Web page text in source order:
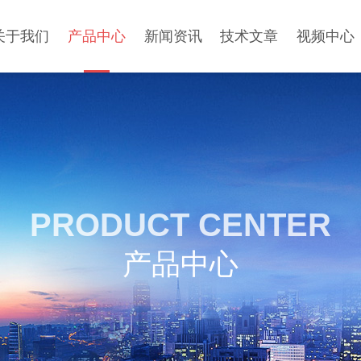
于我们 产品中心 新闻资讯 技术文章 视频中心
PRODUCT CENTER
产品中心